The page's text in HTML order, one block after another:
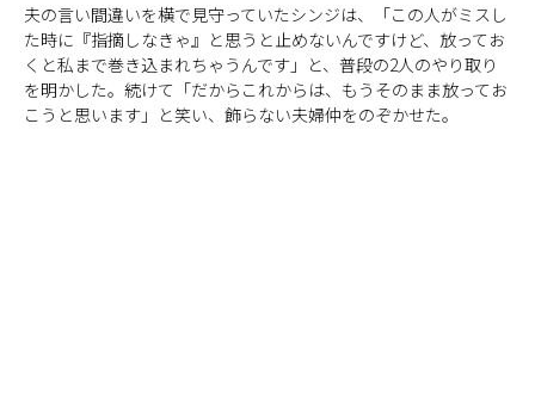
夫の言い間違いを横で見守っていたシンジは、「この人がミスし
た時に『指摘しなきゃ』と思うと止めないんですけど、放ってお
くと私まで巻き込まれちゃうんです」と、普段の2人のやり取り
を明かした。続けて「だからこれからは、もうそのまま放ってお
こうと思います」と笑い、飾らない夫婦仲をのぞかせた。